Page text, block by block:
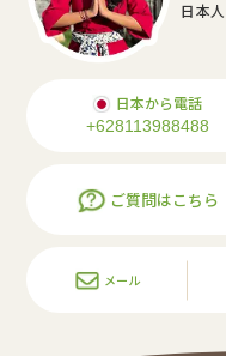
日本
日本から電話
+628113988488
ご質問はこちら
メール